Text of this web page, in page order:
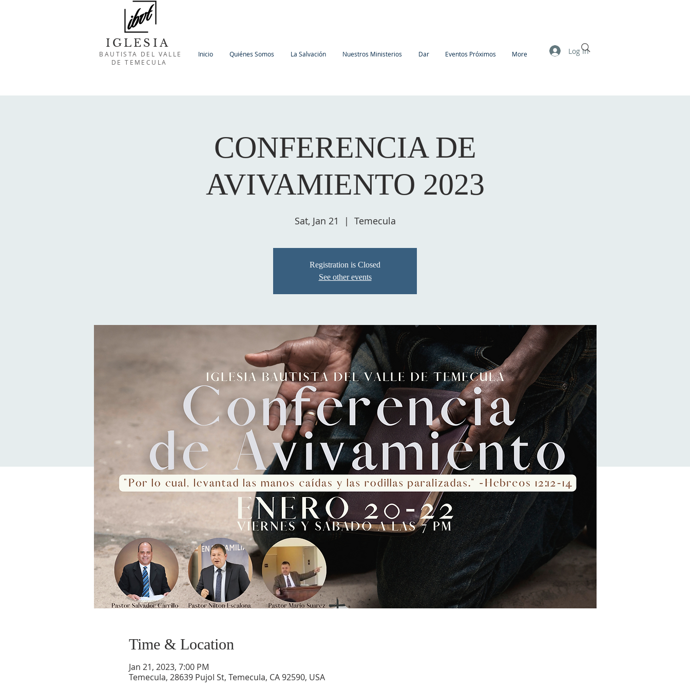
IGLESIA
BAUTISTA DEL VALLE
DE TEMECULA
Inicio Quiénes Somos La Salvación Nuestros Ministerios Dar Eventos Próximos More Log In
CONFERENCIA DE
AVIVAMIENTO 2023
Sat, Jan 21
  |
Temecula
Registration is Closed
See other events
Time & Location
Jan 21, 2023, 7:00 PM
Temecula, 28639 Pujol St, Temecula, CA 92590, USA